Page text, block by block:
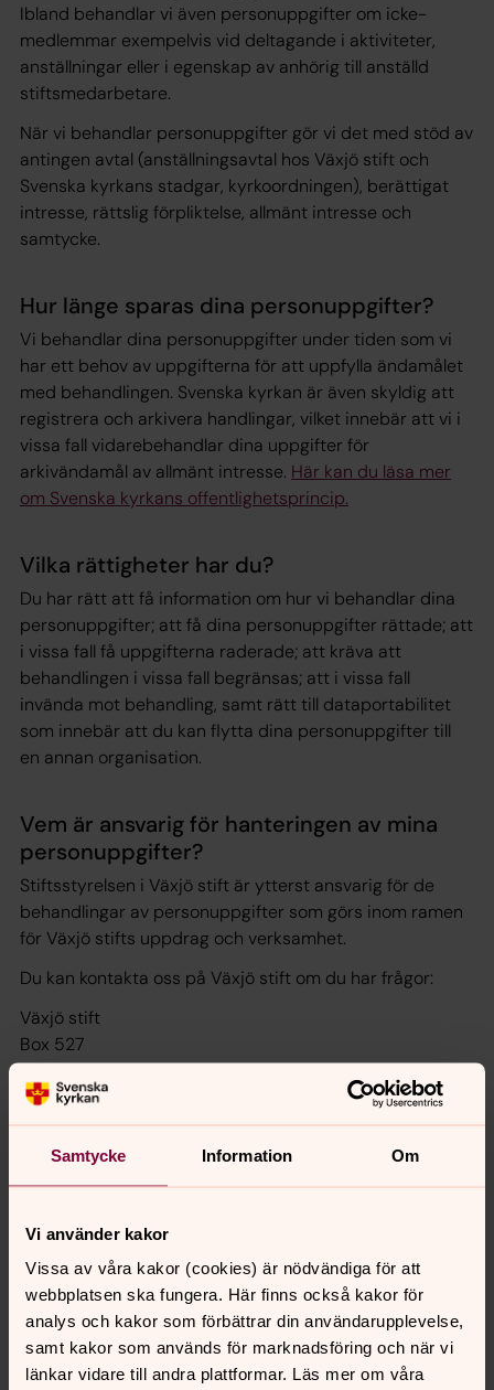
Samtycke Information Om
Vi använder kakor
Vissa av våra kakor (cookies) är nödvändiga för att
webbplatsen ska fungera. Här finns också kakor för
analys och kakor som förbättrar din användarupplevelse,
samt kakor som används för marknadsföring och när vi
länkar vidare till andra plattformar. Läs mer om våra
Ibland behandlar vi även personuppgifter om icke-
medlemmar exempelvis vid deltagande i aktiviteter,
anställningar eller i egenskap av anhörig till anställd
stiftsmedarbetare.
När vi behandlar personuppgifter gör vi det med stöd av
antingen avtal (anställningsavtal hos Växjö stift och
Svenska kyrkans stadgar, kyrkoordningen), berättigat
intresse, rättslig förpliktelse, allmänt intresse och
samtycke.
Hur länge sparas dina personuppgifter?
Vi behandlar dina personuppgifter under tiden som vi
har ett behov av uppgifterna för att uppfylla ändamålet
med behandlingen. Svenska kyrkan är även skyldig att
registrera och arkivera handlingar, vilket innebär att vi i
vissa fall vidarebehandlar dina uppgifter för
arkivändamål av allmänt intresse. Här kan du läsa mer
om Svenska kyrkans offentlighetsprincip.
Vilka rättigheter har du?
Du har rätt att få information om hur vi behandlar dina
personuppgifter; att få dina personuppgifter rättade; att
i vissa fall få uppgifterna raderade; att kräva att
behandlingen i vissa fall begränsas; att i vissa fall
invända mot behandling, samt rätt till dataportabilitet
som innebär att du kan flytta dina personuppgifter till
en annan organisation.
Vem är ansvarig för hanteringen av mina
personuppgifter?
Stiftsstyrelsen i Växjö stift är ytterst ansvarig för de
behandlingar av personuppgifter som görs inom ramen
för Växjö stifts uppdrag och verksamhet.
Du kan kontakta oss på Växjö stift om du har frågor:
Växjö stift
Box 527
351 06 Växjö
vaxjostift@svenskakyrkan.se
Vad är ett dataskyddsombud och vem är
Växjö stifts dataskyddsombud?
Den övergripande och viktigaste uppgiften för
personuppgiftsansvariga följder
dataskyddsförordningen. Dataskyddsombudet ska
bland annat också vara kontaktperson för de
registrerade och medarbetarna inom organisationen
samt samarbeta med tillsynsmyndigheten, exempelvis